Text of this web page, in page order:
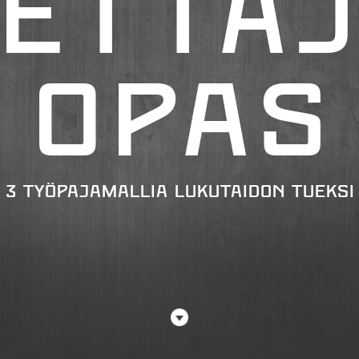
o pas
3 työpajamallia lukutaidon tueksi